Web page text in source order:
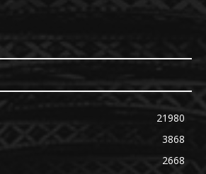
21980
3868
2668